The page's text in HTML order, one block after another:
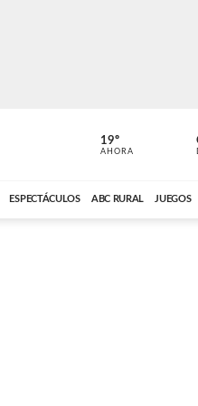
ENFOQUE
ABC CARDINAL
19º
AHORA
ESPECTÁCULOS ABC RURAL JUEGOS